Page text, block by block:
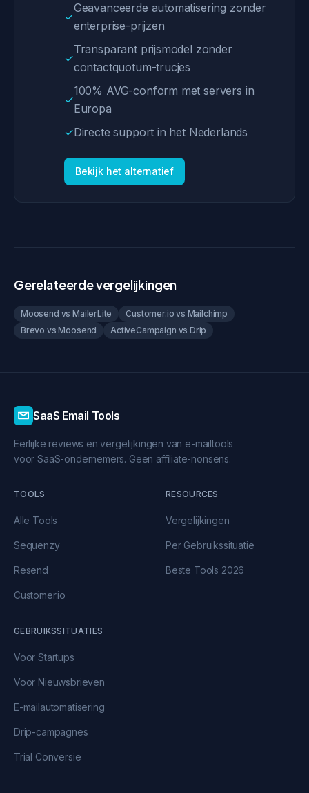
✓
Geavanceerde automatisering zonder
enterprise-prijzen
✓
Transparant prijsmodel zonder
contactquotum-trucjes
✓
100% AVG-conform met servers in
Europa
✓Directe support in het Nederlands
Bekijk het alternatief
Gerelateerde vergelijkingen
Moosend vs MailerLite
Customer.io vs Mailchimp
Brevo vs Moosend
ActiveCampaign vs Drip
SaaS Email Tools
Eerlijke reviews en vergelijkingen van e-mailtools
voor SaaS-ondernemers. Geen affiliate-nonsens.
TOOLS
Alle Tools
Sequenzy
Resend
Customer.io
RESOURCES
Vergelijkingen
Per Gebruikssituatie
Beste Tools 2026
GEBRUIKSSITUATIES
Voor Startups
Voor Nieuwsbrieven
E-mailautomatisering
Drip-campagnes
Trial Conversie